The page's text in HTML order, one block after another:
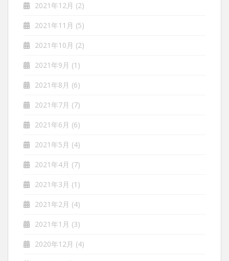
2021年12月 (2)
2021年11月 (5)
2021年10月 (2)
2021年9月 (1)
2021年8月 (6)
2021年7月 (7)
2021年6月 (6)
2021年5月 (4)
2021年4月 (7)
2021年3月 (1)
2021年2月 (4)
2021年1月 (3)
2020年12月 (4)